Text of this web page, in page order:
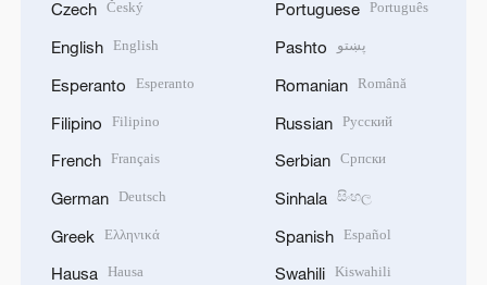
Czech Český
English English
Esperanto Esperanto
Filipino Filipino
French Français
German Deutsch
Greek Ελληνικά
Hausa Hausa
Portuguese Português
Pashto پښتو
Romanian Română
Russian Русский
Serbian Српски
Sinhala සිංහල
Spanish Español
Swahili Kiswahili